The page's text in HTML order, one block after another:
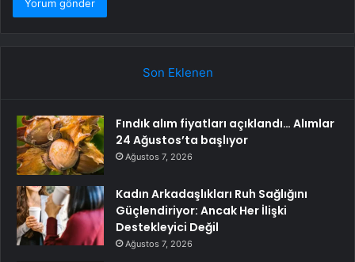
Son Eklenen
Fındık alım fiyatları açıklandı… Alımlar
24 Ağustos’ta başlıyor
Ağustos 7, 2026
Kadın Arkadaşlıkları Ruh Sağlığını
Güçlendiriyor: Ancak Her İlişki
Destekleyici Değil
Ağustos 7, 2026